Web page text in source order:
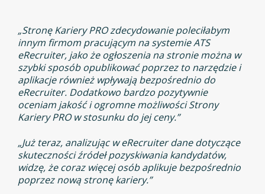
„Stronę Kariery PRO zdecydowanie poleciłabym
innym firmom pracującym na systemie ATS
eRecruiter, jako że ogłoszenia na stronie można w
szybki sposób opublikować poprzez to narzędzie i
aplikacje również wpływają bezpośrednio do
eRecruiter. Dodatkowo bardzo pozytywnie
oceniam jakość i ogromne możliwości Strony
Kariery PRO w stosunku do jej ceny.”
„Już teraz, analizując w eRecruiter dane dotyczące
skuteczności źródeł pozyskiwania kandydatów,
widzę, że coraz więcej osób aplikuje bezpośrednio
poprzez nową stronę kariery.”